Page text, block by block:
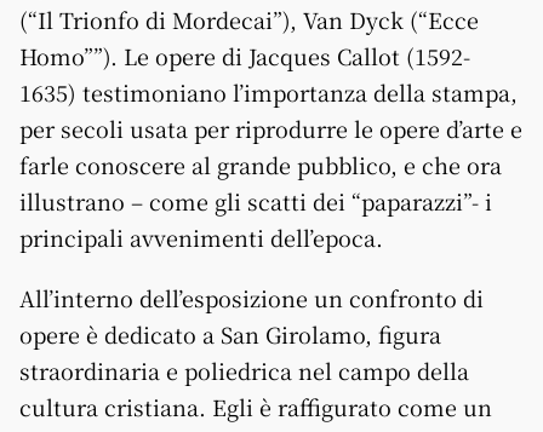
(“Il Trionfo di Mordecai”), Van Dyck (“Ecce
Homo””). Le opere di Jacques Callot (1592-
1635) testimoniano l’importanza della stampa,
per secoli usata per riprodurre le opere d’arte e
farle conoscere al grande pubblico, e che ora
illustrano – come gli scatti dei “paparazzi”- i
principali avvenimenti dell’epoca.
All’interno dell’esposizione un confronto di
opere è dedicato a San Girolamo, figura
straordinaria e poliedrica nel campo della
cultura cristiana. Egli è raffigurato come un